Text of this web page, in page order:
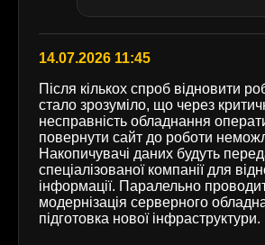
14.07.2026 11:45
Після кількох спроб відновити
стало зрозуміло, що через
несправність обладнання
повернути сайт до роботи
Накопичувачі даних будуть
спеціалізованої компанії для
інформації. Паралельно
модернізація серверного
підготовка нової інфраструктури.